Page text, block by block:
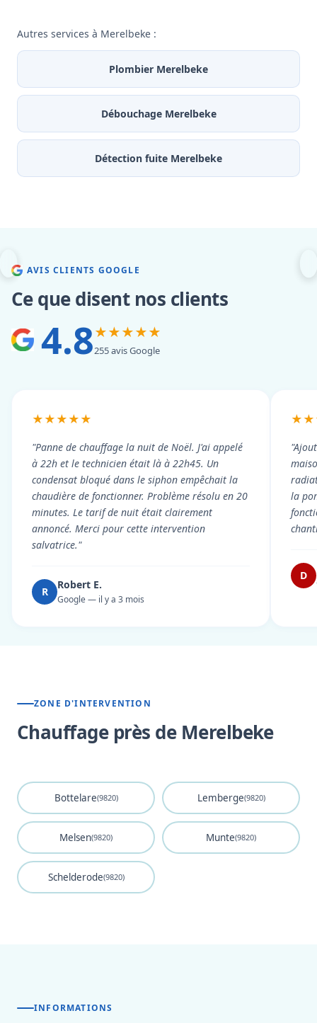
Autres services à Merelbeke :
Plombier Merelbeke
Débouchage Merelbeke
Détection fuite Merelbeke
AVIS CLIENTS GOOGLE
Ce que disent nos clients
4.8★★★★★
255 avis Google
★★★★★
"Panne de chauffage la nuit de Noël. J'ai appelé
à 22h et le technicien était là à 22h45. Un
condensat bloqué dans le siphon empêchait la
chaudière de fonctionner. Problème résolu en 20
minutes. Le tarif de nuit était clairement
annoncé. Merci pour cette intervention
salvatrice."
R
Robert E.
Google — il y a 3 mois
la
D
ZONE D'INTERVENTION
Chauffage près de Merelbeke
Bottelare(9820) Lemberge(9820)
Melsen(9820) Munte(9820)
Schelderode(9820)
INFORMATIONS